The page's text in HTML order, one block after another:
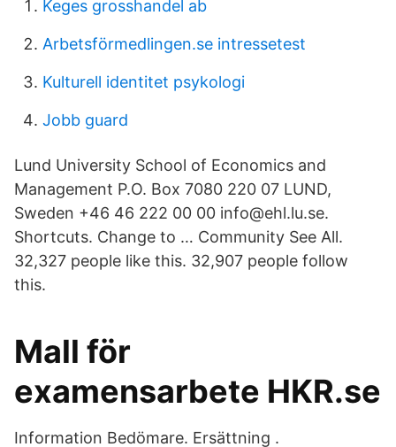
Keges grosshandel ab
Arbetsförmedlingen.se intressetest
Kulturell identitet psykologi
Jobb guard
Lund University School of Economics and
Management P.O. Box 7080 220 07 LUND,
Sweden +46 46 222 00 00 info@ehl.lu.se.
Shortcuts. Change to … Community See All.
32,327 people like this. 32,907 people follow
this.
Mall för
examensarbete HKR.se
Information Bedömare. Ersättning .